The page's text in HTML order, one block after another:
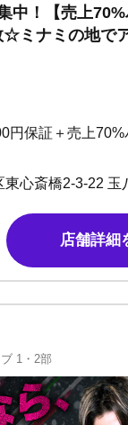
中！【売上
ミナミの地で
意しています。
売上70%バック！ 入店準備金など
東心斎橋2-3-22 玉
店舗詳細
1・2部